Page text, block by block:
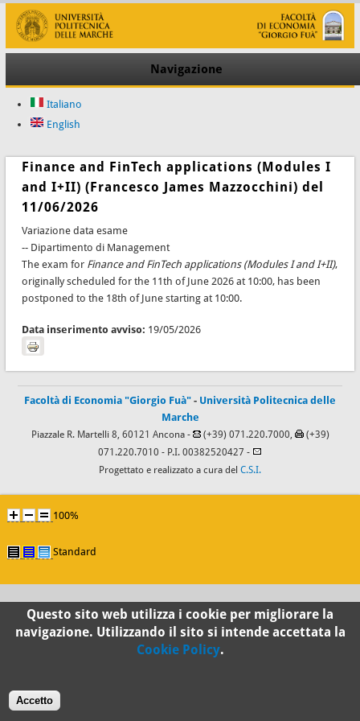
Navigazione
Italiano
English
Finance and FinTech applications (Modules I
and I+II) (Francesco James Mazzocchini) del
11/06/2026
Variazione data esame
-- Dipartimento di Management
The exam for Finance and FinTech applications (Modules I and I+II),
originally scheduled for the 11th of June 2026 at 10:00, has been
postponed to the 18th of June starting at 10:00.
Data inserimento avviso: 19/05/2026
Facoltà di Economia "Giorgio Fuà" - Università Politecnica delle
Marche
Piazzale R. Martelli 8, 60121 Ancona - (+39) 071.220.7000,
(+39)
071.220.7010 - P.I. 00382520427 -
Progettato e realizzato a cura del C.S.I.
100%
Standard
Questo sito web utilizza i cookie per migliorare la
navigazione. Utilizzando il sito si intende accettata la
Cookie Policy.
Accetto